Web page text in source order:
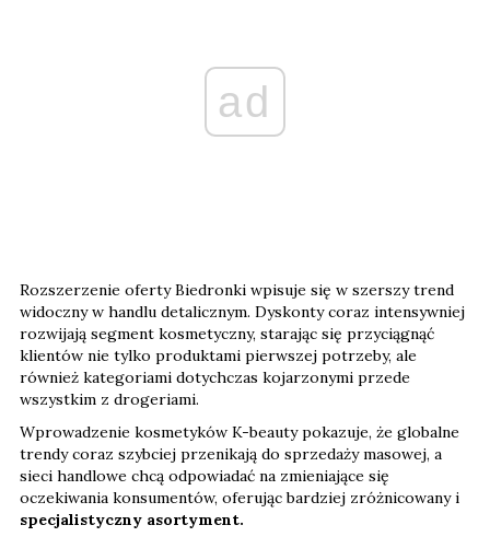
ad
Rozszerzenie oferty Biedronki wpisuje się w szerszy trend
widoczny w handlu detalicznym. Dyskonty coraz intensywniej
rozwijają segment kosmetyczny, starając się przyciągnąć
klientów nie tylko produktami pierwszej potrzeby, ale
również kategoriami dotychczas kojarzonymi przede
wszystkim z drogeriami.
Wprowadzenie kosmetyków K-beauty pokazuje, że globalne
trendy coraz szybciej przenikają do sprzedaży masowej, a
sieci handlowe chcą odpowiadać na zmieniające się
oczekiwania konsumentów, oferując bardziej zróżnicowany i
specjalistyczny asortyment.